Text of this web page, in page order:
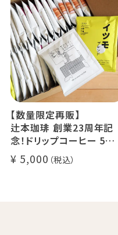
でお届け
【数量限定再販】
辻本珈琲 創業23周年記
念！ドリップコーヒー 5種
50杯セット
アニバーサリーブレンド（コ
5,000